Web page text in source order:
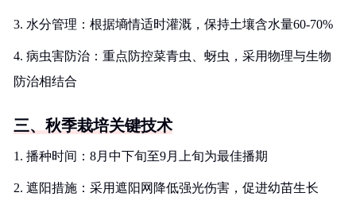
3. 水分管理：根据墒情适时灌溉，保持土壤含水量60-70%
4. 病虫害防治：重点防控菜青虫、蚜虫，采用物理与生物
防治相结合
三、秋季栽培关键技术
1. 播种时间：8月中下旬至9月上旬为最佳播期
2. 遮阳措施：采用遮阳网降低强光伤害，促进幼苗生长